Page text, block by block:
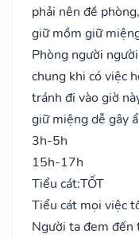
phải nên đề
giữ mồm giữ
Phòng người
chung khi có việc
tránh đi vào giờ
giữ miệng dễ gây
3h-5h
15h-17h
Tiểu cát:TỐT
Tiểu cát mọi việc
Người ta đem đến